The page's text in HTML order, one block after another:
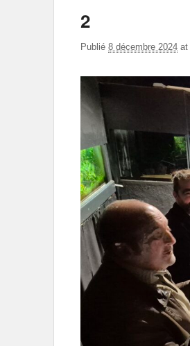
2
Publié 8 décembre 2024 at